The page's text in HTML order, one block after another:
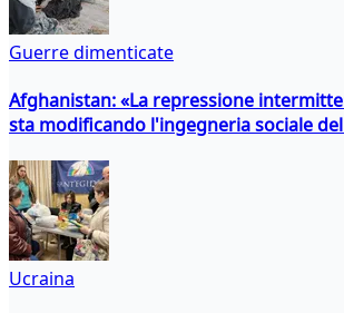
Guerre dimenticate
Afghanistan: «La repressione
sta modificando l'ingegneria sociale del
Ucraina